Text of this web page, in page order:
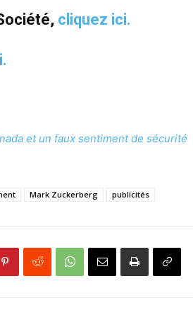
cliquez ici.
et un faux sentiment de sécurité
Mark Zuckerberg publicités